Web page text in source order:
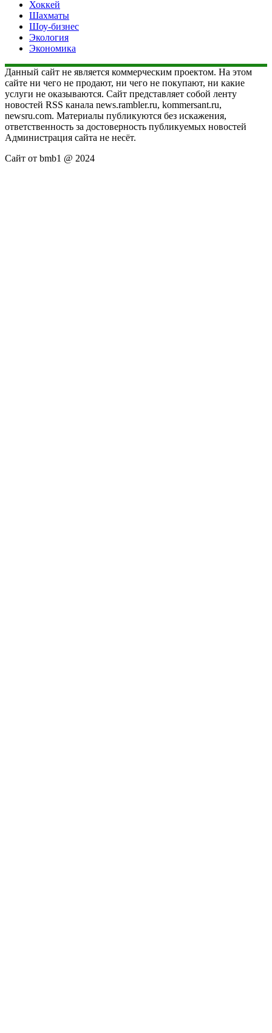
Хоккей
Шахматы
Шоу-бизнес
Экология
Экономика
Данный сайт не является коммерческим проектом. На этом
сайте ни чего не продают, ни чего не покупают, ни какие
услуги не оказываются. Сайт представляет собой ленту
новостей RSS канала news.rambler.ru, kommersant.ru,
newsru.com. Материалы публикуются без искажения,
ответственность за достоверность публикуемых новостей
Администрация сайта не несёт.
Сайт от bmb1 @ 2024